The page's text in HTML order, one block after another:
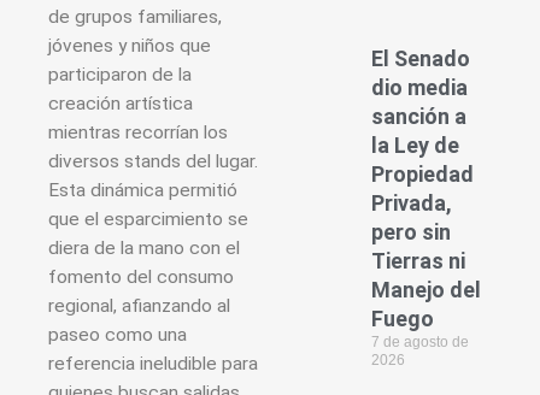
de grupos familiares,
jóvenes y niños que
participaron de la
creación artística
mientras recorrían los
diversos stands del lugar.
Esta dinámica permitió
que el esparcimiento se
diera de la mano con el
fomento del consumo
regional, afianzando al
paseo como una
referencia ineludible para
El Senado
dio media
sanción a
la Ley de
Propiedad
Privada,
pero sin
Tierras ni
Manejo del
Fuego
7 de agosto de
2026